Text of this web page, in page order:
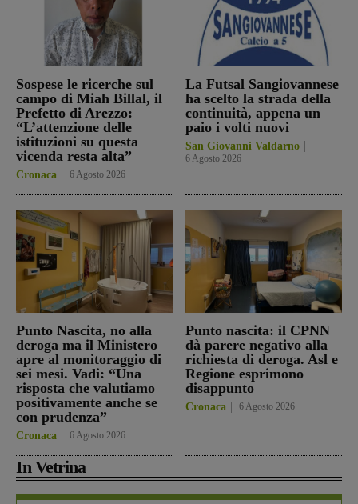
Sospese le ricerche sul
campo di Miah Billal, il
Prefetto di Arezzo:
“L’attenzione delle
istituzioni su questa
vicenda resta alta”
Cronaca 6 Agosto 2026
La Futsal Sangiovannese
ha scelto la strada della
continuità, appena un
paio i volti nuovi
San Giovanni Valdarno
6 Agosto 2026
Punto Nascita, no alla
deroga ma il Ministero
apre al monitoraggio di
sei mesi. Vadi: “Una
risposta che valutiamo
positivamente anche se
con prudenza”
Cronaca 6 Agosto 2026
Punto nascita: il CPNN
dà parere negativo alla
richiesta di deroga. Asl e
Regione esprimono
disappunto
Cronaca 6 Agosto 2026
In Vetrina